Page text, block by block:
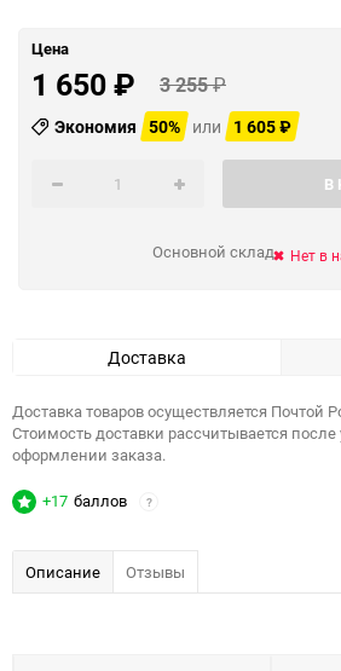
Цена
1 650₽ 3 255₽
Экономия 50% или 1 605₽
В
Основной склад Нет в
Доставка
Доставка товаров осуществляется Почтой
Стоимость доставки рассчитывается
оформлении заказа.
+17 баллов ?
Описание Отзывы